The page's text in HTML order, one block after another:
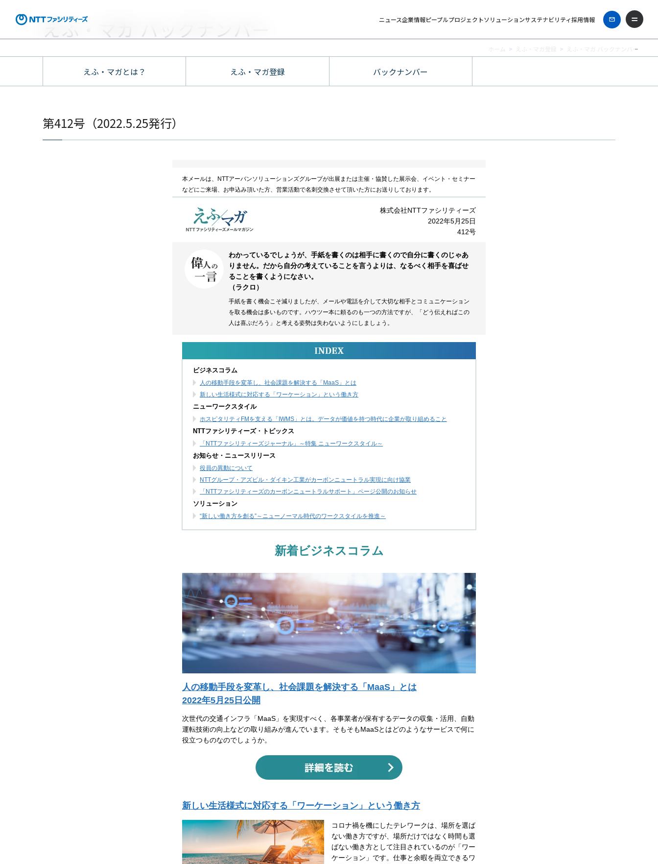
ニュース企業情報ピープルプロジェクトソリューションサステナビリティ採用情報
えふ・マガ バックナンバー
えふ・マガ バックナンバー
えふ・マガとは？ えふ・マガ登録 バックナンバー
第412号（2022.5.25発行）
本メールは、NTTアーバンソリューションズグループが出展または主催・協賛した展示会、イベント・セミナー
などにご来場、お申込み頂いた方、営業活動で名刺交換させて頂いた方にお送りしております。
株式会社NTTファシリティーズ
2022年5月25日
412号
わかっているでしょうが、手紙を書くのは相手に書くので自分に書くのじゃあ
りません。だから自分の考えていることを言うよりは、なるべく相手を喜ばせ
ることを書くようになさい。
（ラクロ）
手紙を書く機会こそ減りましたが、メールや電話を介して大切な相手とコミュニケーション
を取る機会は多いものです。ハウツー本に頼るのも一つの方法ですが、「どう伝えればこの
人は喜ぶだろう」と考える姿勢は失わないようにしましょう。
ビジネスコラム
人の移動手段を変革し、社会課題を解決する「MaaS」とは
新しい生活様式に対応する「ワーケーション」という働き方
ニューワークスタイル
ホスピタリティFMを支える「IWMS」とは。データが価値を持つ時代に企業が取り組めること
NTTファシリティーズ・トピックス
「NTTファシリティーズジャーナル」～特集 ニューワークスタイル～
お知らせ・ニュースリリース
役員の異動について
NTTグループ・アズビル・ダイキン工業がカーボンニュートラル実現に向け協業
「NTTファシリティーズのカーボンニュートラルサポート」ページ公開のお知らせ
ソリューション
“新しい働き方を創る”～ニューノーマル時代のワークスタイルを推進～
新着ビジネスコラム
人の移動手段を変革し、社会課題を解決する「MaaS」とは
2022年5月25日公開
次世代の交通インフラ「MaaS」を実現すべく、各事業者が保有するデータの収集・活用、自動
運転技術の向上などの取り組みが進んでいます。そもそもMaaSとはどのようなサービスで何に
役立つものなのでしょうか。
新しい生活様式に対応する「ワーケーション」という働き方
コロナ禍を機にしたテレワークは、場所を選ば
ない働き方ですが、場所だけではなく時間も選
ばない働き方として注目されているのが「ワー
ケーション」です。仕事と余暇を両立できるワ